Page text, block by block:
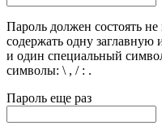
Пароль должен состоять
содержать одну
и один специальный
символы: \ , / : .
Пароль еще раз